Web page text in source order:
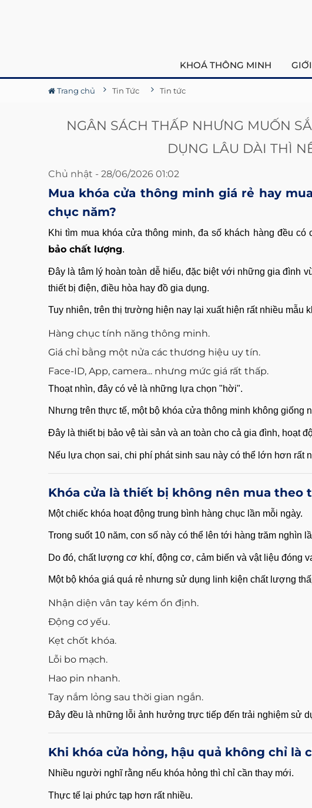
KHOÁ THÔNG MINH
Trang chủ Tin Tức Tin tức
NGÂN SÁCH THẤP NHƯNG MUỐN
DỤNG LÂU DÀI THÌ
Chủ nhật - 28/06/2026 01:02
Mua khóa cửa thông minh giá rẻ hay
chục năm?
Khi tìm mua khóa cửa thông minh, đa số khách hàng đều có
bảo chất lượng.
Đây là tâm lý hoàn toàn dễ hiểu, đặc biệt với những gia đình
thiết bị điện, điều hòa hay đồ gia dụng.
Tuy nhiên, trên thị trường hiện nay lại xuất hiện rất nhiều
Hàng chục tính năng thông minh.
Giá chỉ bằng một nửa các thương hiệu uy tín.
Face-ID, App, camera... nhưng mức giá rất thấp.
Thoạt nhìn, đây có vẻ là những lựa chọn "hời".
Nhưng trên thực tế, một bộ khóa cửa thông minh không giống
Đây là thiết bị bảo vệ tài sản và an toàn cho cả gia đình, hoạt
Nếu lựa chọn sai, chi phí phát sinh sau này có thể lớn hơn rất
Khóa cửa là thiết bị không nên mua theo
Một chiếc khóa hoạt động trung bình hàng chục lần mỗi ngày.
Trong suốt 10 năm, con số này có thể lên tới hàng trăm nghìn
Do đó, chất lượng cơ khí, động cơ, cảm biến và vật liệu đóng
Một bộ khóa giá quá rẻ nhưng sử dụng linh kiện chất lượng
Nhận diện vân tay kém ổn định.
Động cơ yếu.
Kẹt chốt khóa.
Lỗi bo mạch.
Hao pin nhanh.
Tay nắm lỏng sau thời gian ngắn.
Đây đều là những lỗi ảnh hưởng trực tiếp đến trải nghiệm sử
Khi khóa cửa hỏng, hậu quả không chỉ là
Nhiều người nghĩ rằng nếu khóa hỏng thì chỉ cần thay mới.
Thực tế lại phức tạp hơn rất nhiều.